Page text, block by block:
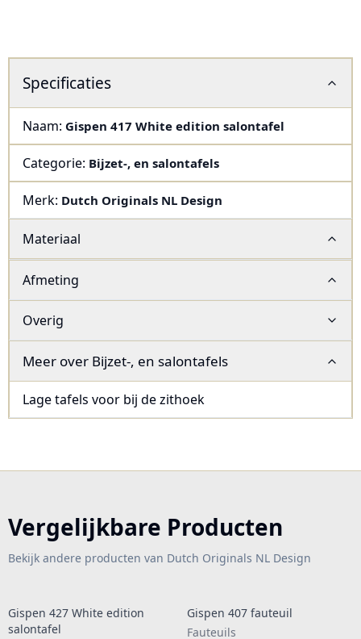
Specificaties
Naam: Gispen 417 White edition salontafel
Categorie: Bijzet-, en salontafels
Merk: Dutch Originals NL Design
Materiaal
Afmeting
Overig
Meer over Bijzet-, en salontafels
Lage tafels voor bij de zithoek
Vergelijkbare Producten
Bekijk andere producten van Dutch Originals NL Design
Gispen 427 White edition
salontafel
Gispen 407 fauteuil
Fauteuils